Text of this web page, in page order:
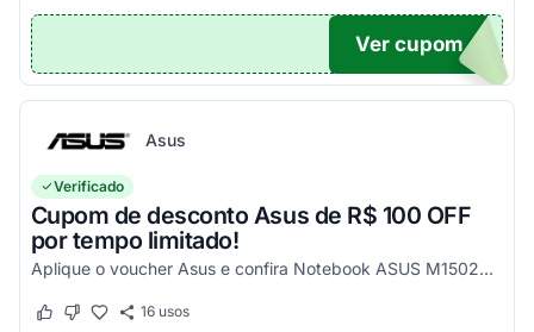
100
Ver cupom
Asus
Verificado
Cupom de desconto Asus de R$ 100 OFF
por tempo limitado!
Aplique o voucher Asus e confira Notebook ASUS M1502YA-NJ493
Este cupom funcionou
Este cupom não funcionou
16usos